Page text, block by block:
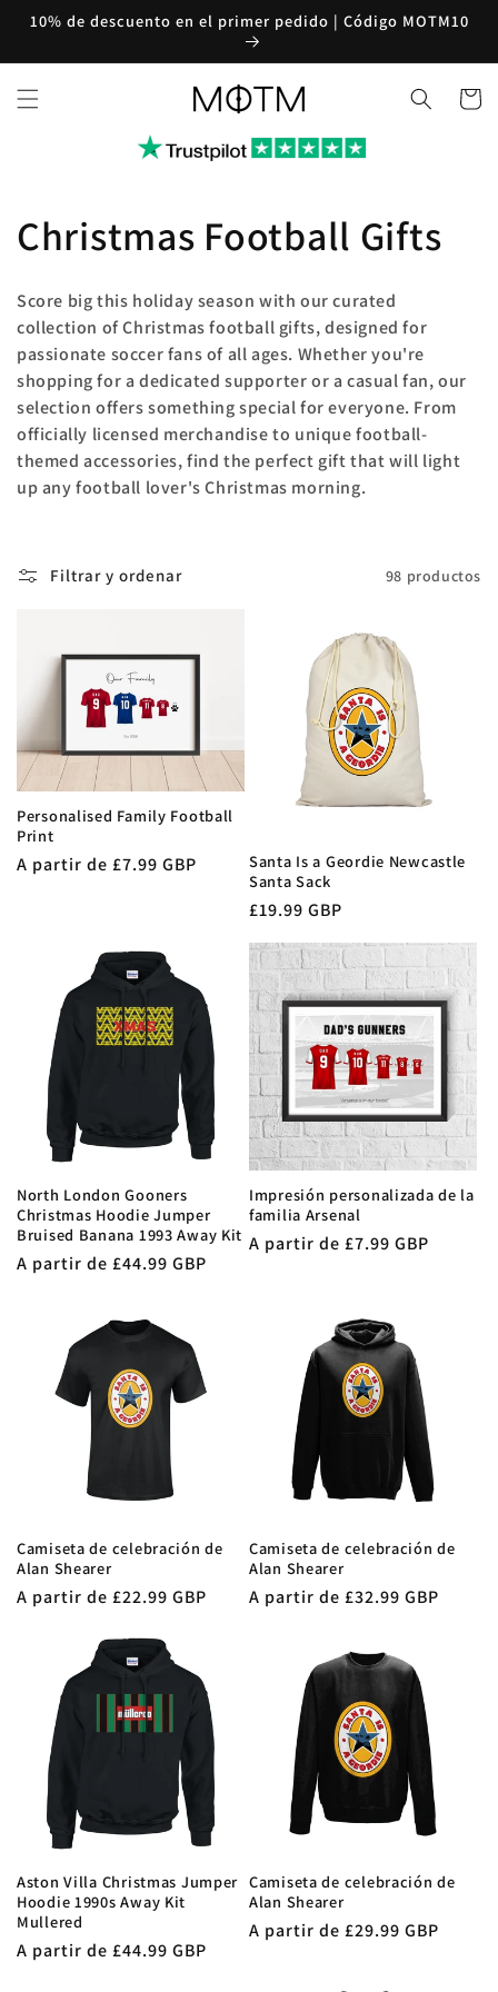
directamente
10% de descuento en el primer pedido | Código MOTM10
Carrito
C
o
l
e
c
c
ó
Christmas Football Gifts
Score big this holiday season with our curated
collection of Christmas football gifts, designed for
passionate soccer fans of all ages. Whether you're
shopping for a dedicated supporter or a casual fan, our
selection offers something special for everyone. From
officially licensed merchandise to unique football-
themed accessories, find the perfect gift that will light
up any football lover's Christmas morning.
Filtrar y ordenar 98 productos
Personalised Family Football
Print
Precio
A partir de £7.99 GBP
Santa Is a Geordie Newcastle
Santa Sack
Precio
habitual
£19.99 GBP
North London Gooners
Christmas Hoodie Jumper
Bruised Banana 1993 Away Kit
Precio
A partir de £44.99 GBP
Impresión personalizada de la
familia Arsenal
Precio
A partir de £7.99 GBP
Camiseta de celebración de
Alan Shearer
Precio
A partir de £22.99 GBP
Camiseta de celebración de
Alan Shearer
Precio
A partir de £32.99 GBP
Aston Villa Christmas Jumper
Hoodie 1990s Away Kit
Mullered
Precio
A partir de £44.99 GBP
Camiseta de celebración de
Alan Shearer
Precio
A partir de £29.99 GBP